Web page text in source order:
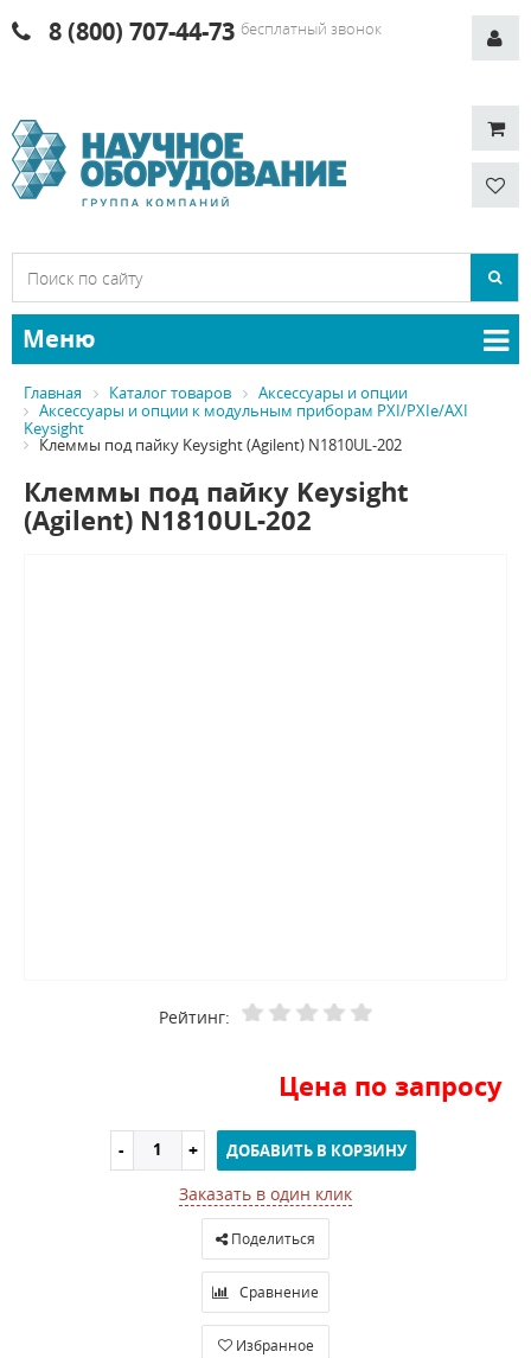
8 (800) 707-44-73 бесплатный звонок
Меню
Главная Каталог товаров
Аксессуары и опции
Аксессуары и опции к модульным приборам PXI/PXIe/AXI
Keysight
Клеммы под пайку Keysight (Agilent) N1810UL-202
Клеммы под пайку Keysight
(Agilent) N1810UL-202
Рейтинг:
Цена по запросу
ДОБАВИТЬ В КОРЗИНУ
Заказать в один клик
Поделиться
Сравнение
Избранное